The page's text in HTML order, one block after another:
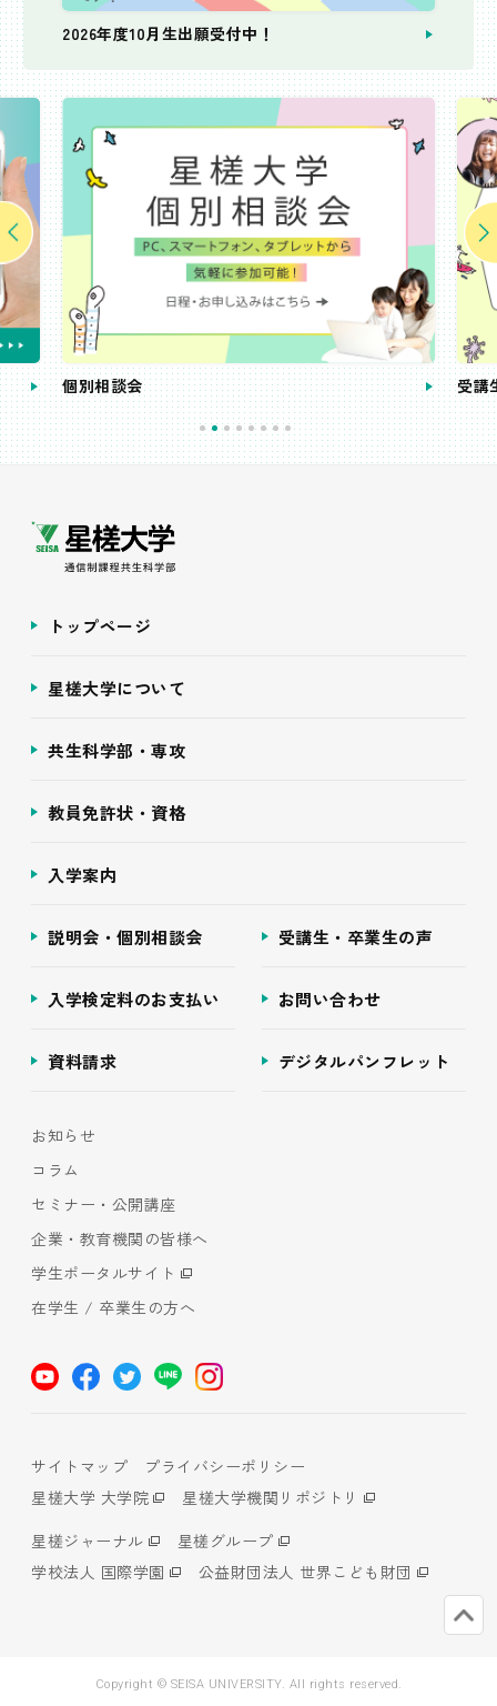
2026年度10月生出願受付中！
個別相談会 受講
トップページ
星槎大学について
共生科学部・専攻
教員免許状・資格
入学案内
説明会・個別相談会 受講生・卒業生の声
入学検定料のお支払い お問い合わせ
資料請求 デジタルパンフレット
お知らせ
コラム
セミナー・公開講座
企業・教育機関の皆様へ
学生ポータルサイト
在学生 / 卒業生の方へ
サイトマップ
プライバシーポリシー
星槎大学 大学院
星槎大学機関リポジトリ
星槎ジャーナル
星槎グループ
学校法人 国際学園
公益財団法人 世界こども財団
Copyright © SEISA UNIVERSITY. All rights reserved.